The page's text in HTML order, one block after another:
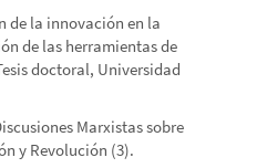
de la innovación en la
de las herramientas de
doctoral, Universidad
Marxistas sobre
y Revolución (3).